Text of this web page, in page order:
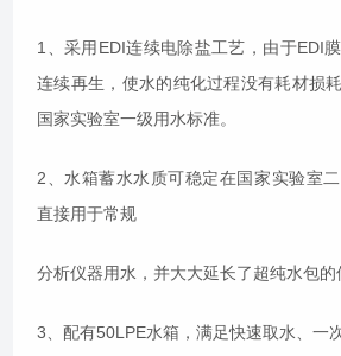
1、采用EDI连续电除盐工艺，由于EDI
连续再生，使水的纯化过程没有耗材损
国家实验室一级用水标准。
2、水箱蓄水水质可稳定在国家实验室
直接用于常规
分析仪器用水，并大大延长了超纯水包的
3、配有50LPE水箱，满足快速取水、一